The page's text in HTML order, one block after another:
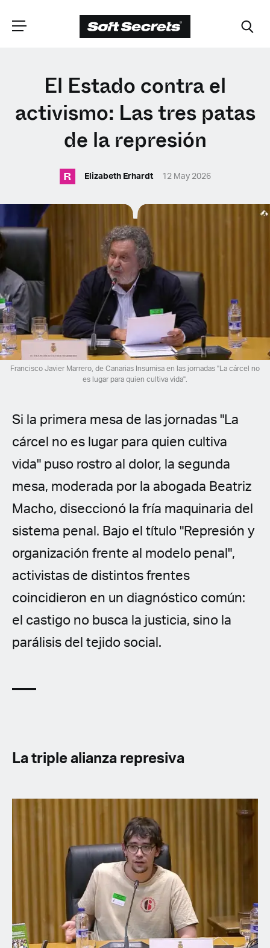
ELIGE TU
UBICACIÓN
English (United Kingdom)
English (United States)
Spanish (Spain)
Spanish (Latin America)
German
French
Italian
Polish
El Estado contra el
activismo: Las tres patas
de la represión
R Elizabeth Erhardt 12 May 2026
Francisco Javier Marrero, de Canarias Insumisa en las jornadas "La cárcel no
es lugar para quien cultiva vida".
Si la primera mesa de las jornadas "La
cárcel no es lugar para quien cultiva
vida" puso rostro al dolor, la segunda
mesa, moderada por la abogada Beatriz
Macho, diseccionó la fría maquinaria del
sistema penal. Bajo el título "Represión y
organización frente al modelo penal",
activistas de distintos frentes
coincidieron en un diagnóstico común:
el castigo no busca la justicia, sino la
parálisis del tejido social.
La triple alianza represiva